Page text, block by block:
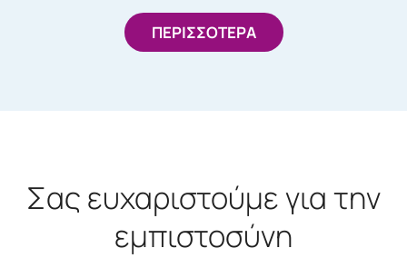
ΠΕΡΙΣΣΟΤΕΡΑ
Σας ευχαριστούμε για την
εμπιστοσύνη